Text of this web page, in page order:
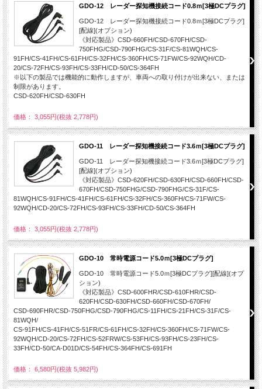
GDO-12 レーダー探知機接続コード0.8ｍ[3極DCプラグ]
GDO-12 レーダー探知機接続コード0.8ｍ[3極DCプラグ]
[配線](オプション)
《対応製品》CSD-660FH/CSD-670FH/CSD-
750FHG/CSD-790FHG/CS-31F/CS-81WQH/CS-
91FH/CS-41FH/CS-61FH/CS-32FH/CS-360FH/CS-71FW/CS-92WQH/CD-
20/CS-72FH/CS-93FH/CS-33FH/CD-50/CS-364FH
※以下の製品では機能的に動作しますが、車両への取り付けが出来ない、または
制限があります。
CSD-620FH/CSD-630FH
価格： 3,055円(税抜 2,778円)
GDO-11 レーダー探知機接続コード3.6ｍ[3極DCプラグ]
GDO-11 レーダー探知機接続コード3.6ｍ[3極DCプラグ]
[配線](オプション)
《対応製品》CSD-620FH/CSD-630FH/CSD-660FH/CSD-
670FH/CSD-750FHG/CSD-790FHG/CS-31F/CS-
81WQH/CS-91FH/CS-41FH/CS-61FH/CS-32FH/CS-360FH/CS-71FW/CS-
92WQH/CD-20/CS-72FH/CS-93FH/CS-33FH/CD-50/CS-364FH
価格： 3,055円(税抜 2,778円)
GDO-10 常時電源コード5.0ｍ[3極DCプラグ]
GDO-10 常時電源コード5.0ｍ[3極DCプラグ][配線](オプ
ション)
《対応製品》CSD-600FHR/CSD-610FHR/CSD-
620FH/CSD-630FH/CSD-660FH/CSD-670FH/
CSD-690FHR/CSD-750FHG/CSD-790FHG/CS-11FH/CS-21FH/CS-31F/CS-
81WQH/
CS-91FH/CS-41FH/CS-51FR/CS-61FH/CS-32FH/CS-360FH/CS-71FW/CS-
92WQH/CD-20/CS-72FH/CS-52FRW/CS-53FH/CS-93FH/CS-23FH/CS-
33FH/CD-50/CA-D01D/CS-54FH/CS-364FH/CS-691FH
価格： 6,580円(税抜 5,982円)